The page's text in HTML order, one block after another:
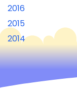
2016
2015
2014